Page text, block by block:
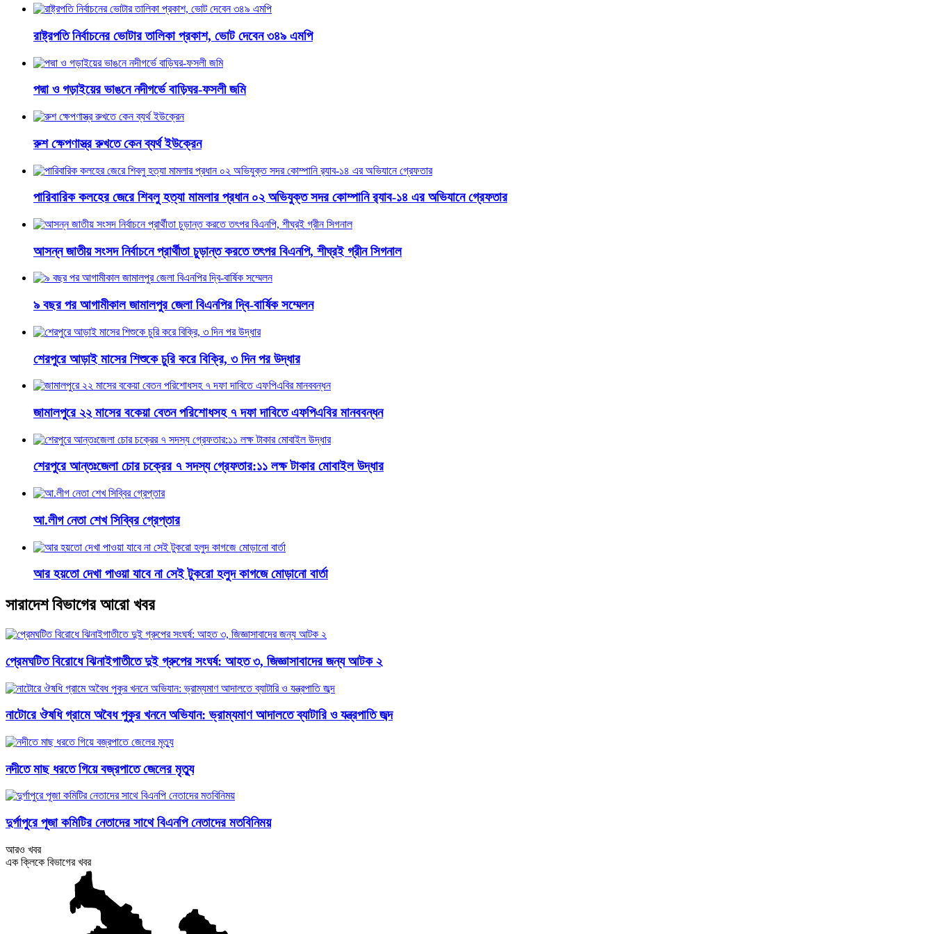
রাষ্ট্রপতি নির্বাচনের ভোটার তালিকা প্রকাশ, ভোট দেবেন ৩৪৯ এমপি
পদ্মা ও গড়াইয়ের ভাঙনে নদীগর্ভে বাড়িঘর-ফসলী জমি
রুশ ক্ষেপণাস্ত্র রুখতে কেন ব্যর্থ ইউক্রেন
পারিবারিক কলহের জেরে শিবলু হত্যা মামলার প্রধান ০২ অভিযুক্ত সদর কোম্পানি র‌্যাব-১৪ এর অভিযানে গ্রেফতার
আসন্ন জাতীয় সংসদ নির্বাচনে প্রার্থীতা চুড়ান্ত করতে তৎপর বিএনপি, শীঘ্রই গ্রীন সিগনাল
৯ বছর পর আগামীকাল জামালপুর জেলা বিএনপির দ্বি-বার্ষিক সম্মেলন
শেরপুরে আড়াই মাসের শিশুকে চুরি করে বিক্রি, ৩ দিন পর উদ্ধার
জামালপুরে ২২ মাসের বকেয়া বেতন পরিশোধসহ ৭ দফা দাবিতে এফপিএবির মানববন্ধন
শেরপুরে আন্তঃজেলা চোর চক্রের ৭ সদস্য গ্রেফতার:১১ লক্ষ টাকার মোবাইল উদ্ধার
আ.লীগ নেতা শেখ সিব্বির গ্রেপ্তার
আর হয়তো দেখা পাওয়া যাবে না সেই টুকরো হলুদ কাগজে মোড়ানো বার্তা
সারাদেশ বিভাগের আরো খবর
প্রেমঘটিত বিরোধে ঝিনাইগাতীতে দুই গ্রুপের সংঘর্ষ: আহত ৩, জিজ্ঞাসাবাদের জন্য আটক ২
নাটোরে ঔষধি গ্রামে অবৈধ পুকুর খননে অভিযান: ভ্রাম্যমাণ আদালতে ব্যাটারি ও যন্ত্রপাতি জব্দ
নদীতে মাছ ধরতে গিয়ে বজ্রপাতে জেলের মৃত্যু
দুর্গাপুরে পূজা কমিটির নেতাদের সাথে বিএনপি নেতাদের মতবিনিময়
আরও খবর
এক ক্লিকে বিভাগের খবর